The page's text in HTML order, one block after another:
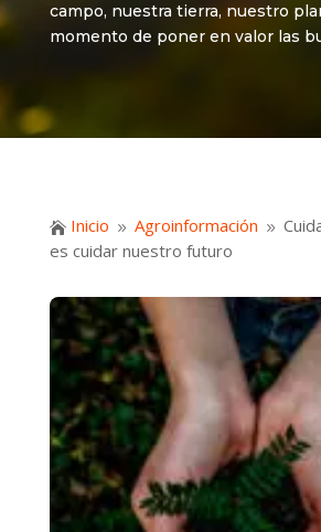
campo, nuestra tierra, nuestro
momento de poner en valor las
 Inicio 9 Agroinformación 9
es cuidar nuestro futuro